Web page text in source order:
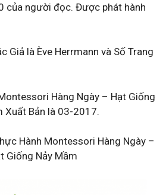
của người đọc. Được phát hành
Giả là Ève Herrmann và Số Trang
Hàng Ngày – Hạt Giống
Xuất Bản là 03-2017.
Hành Montessori Hàng Ngày –
Giống Nảy Mầm